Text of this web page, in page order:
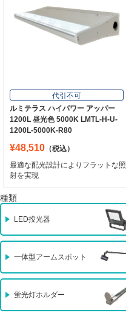
代引不可
ルミテラス ハイパワー アッパー
1200L 昼光色 5000K LMTL-H-U-
1200L-5000K-R80
¥48,510 （税込）
最適な配光設計によりフラットな照
射を実現
種類
LED投光器
一体型アームスポット
蛍光灯ホルダー